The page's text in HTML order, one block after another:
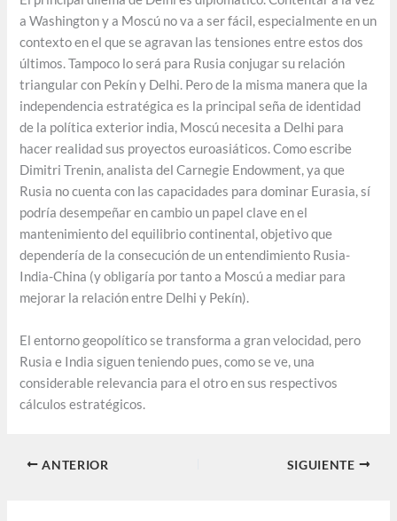
a Washington y a Moscú no va a ser fácil, especialmente en un
contexto en el que se agravan las tensiones entre estos dos
últimos. Tampoco lo será para Rusia conjugar su relación
triangular con Pekín y Delhi. Pero de la misma manera que la
independencia estratégica es la principal seña de identidad
de la política exterior india, Moscú necesita a Delhi para
hacer realidad sus proyectos euroasiáticos. Como escribe
Dimitri Trenin, analista del Carnegie Endowment, ya que
Rusia no cuenta con las capacidades para dominar Eurasia, sí
podría desempeñar en cambio un papel clave en el
mantenimiento del equilibrio continental, objetivo que
dependería de la consecución de un entendimiento Rusia-
India-China (y obligaría por tanto a Moscú a mediar para
mejorar la relación entre Delhi y Pekín).
El entorno geopolítico se transforma a gran velocidad, pero
Rusia e India siguen teniendo pues, como se ve, una
considerable relevancia para el otro en sus respectivos
cálculos estratégicos.
ANTERIOR SIGUIENTE